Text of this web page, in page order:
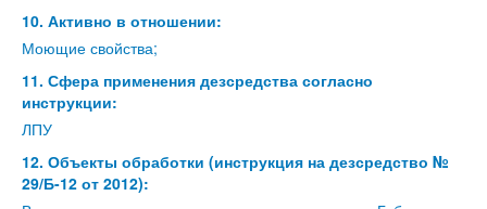
10. Активно в отношении:
Моющие свойства;
11. Сфера применения дезсредства согласно
инструкции:
ЛПУ
12. Объекты обработки (инструкция на дезсредство №
29/Б-12 от 2012):